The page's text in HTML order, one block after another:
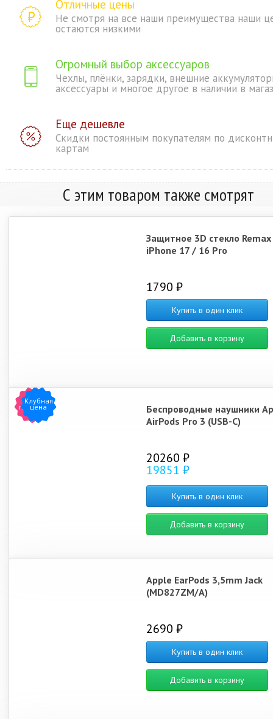
Отличные цены
Не смотря на все наши преимущества наши
остаются низкими
Огромный выбор аксессуаров
Чехлы, плёнки, зарядки, внешние
аксессуары и многое другое в наличии в
Еще дешевле
Скидки постоянным покупателям по
картам
С этим товаром также смотрят
Защитное 3D стекло Remax
iPhone 17 / 16 Pro
1790 ₽
Купить в один клик
Добавить в корзину
Хит
продаж
Клубная
цена
Беспроводные наушники
AirPods Pro 3 (USB-C)
20260 ₽
19851 ₽
Купить в один клик
Добавить в корзину
Apple EarPods 3,5mm Jack
(MD827ZM/A)
2690 ₽
Купить в один клик
Добавить в корзину